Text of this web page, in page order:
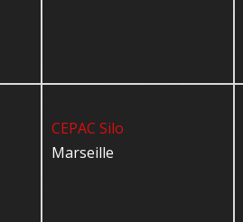
CEPAC Silo
Marseille